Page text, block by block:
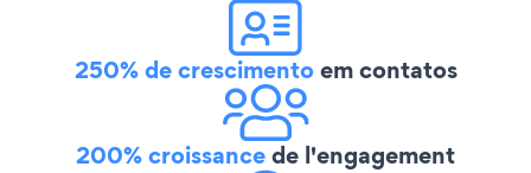
250% de crescimentoem contatos
200% croissancede l'engagement